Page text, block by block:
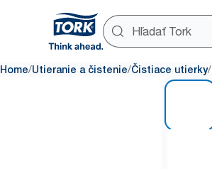
Home/Utieranie a čistenie/Čistiace utierky/